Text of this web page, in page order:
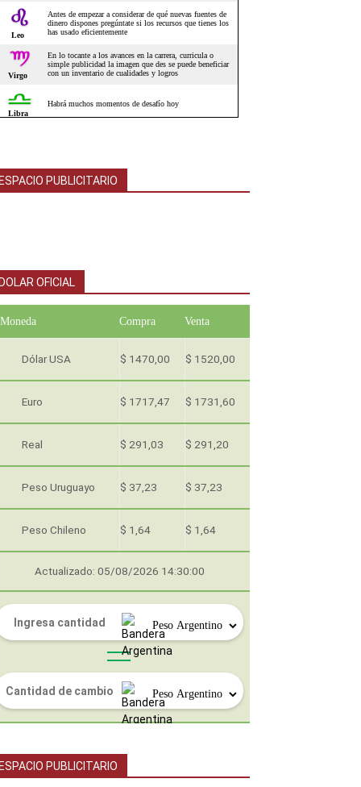
ESPACIO PUBLICITARIO
DOLAR OFICIAL
Moneda Compra Venta
Dólar USA $ 1470,00 $ 1520,00
Euro $ 1717,47 $ 1731,60
Real $ 291,03 $ 291,20
Peso Uruguayo $ 37,23 $ 37,23
Peso Chileno $ 1,64 $ 1,64
Actualizado: 05/08/2026 14:30:00
ESPACIO PUBLICITARIO